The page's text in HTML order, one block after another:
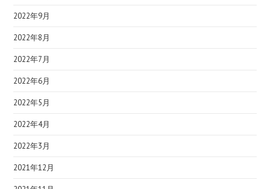
2022年9月
2022年8月
2022年7月
2022年6月
2022年5月
2022年4月
2022年3月
2021年12月